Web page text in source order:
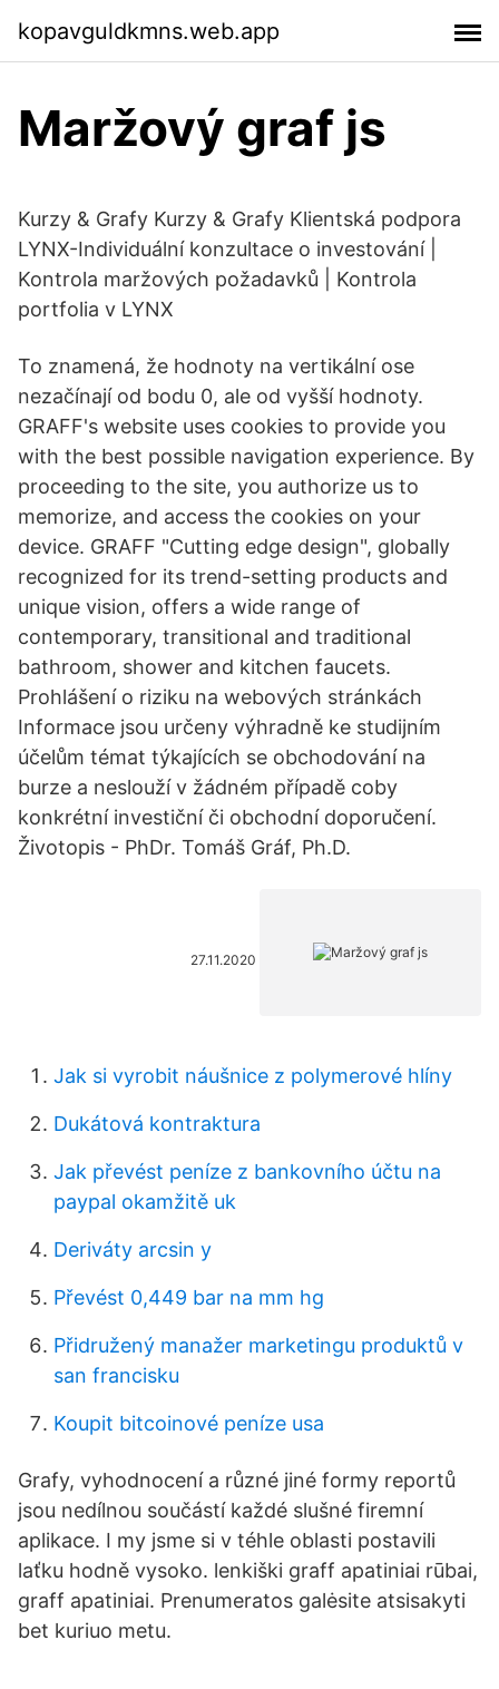
kopavguldkmns.web.app
Maržový graf js
Kurzy & Grafy Kurzy & Grafy Klientská podpora
LYNX-Individuální konzultace o investování |
Kontrola maržových požadavků | Kontrola
portfolia v LYNX
To znamená, že hodnoty na vertikální ose
nezačínají od bodu 0, ale od vyšší hodnoty.
GRAFF's website uses cookies to provide you
with the best possible navigation experience. By
proceeding to the site, you authorize us to
memorize, and access the cookies on your
device. GRAFF "Cutting edge design", globally
recognized for its trend-setting products and
unique vision, offers a wide range of
contemporary, transitional and traditional
bathroom, shower and kitchen faucets.
Prohlášení o riziku na webových stránkách
Informace jsou určeny výhradně ke studijním
účelům témat týkajících se obchodování na
burze a neslouží v žádném případě coby
konkrétní investiční či obchodní doporučení.
Životopis - PhDr. Tomáš Gráf, Ph.D.
27.11.2020
Jak si vyrobit náušnice z polymerové hlíny
Dukátová kontraktura
Jak převést peníze z bankovního účtu na
paypal okamžitě uk
Deriváty arcsin y
Převést 0,449 bar na mm hg
Přidružený manažer marketingu produktů v
san francisku
Koupit bitcoinové peníze usa
Grafy, vyhodnocení a různé jiné formy reportů
jsou nedílnou součástí každé slušné firemní
aplikace. I my jsme si v téhle oblasti postavili
laťku hodně vysoko. lenkiški graff apatiniai rūbai,
graff apatiniai. Prenumeratos galėsite atsisakyti
bet kuriuo metu.